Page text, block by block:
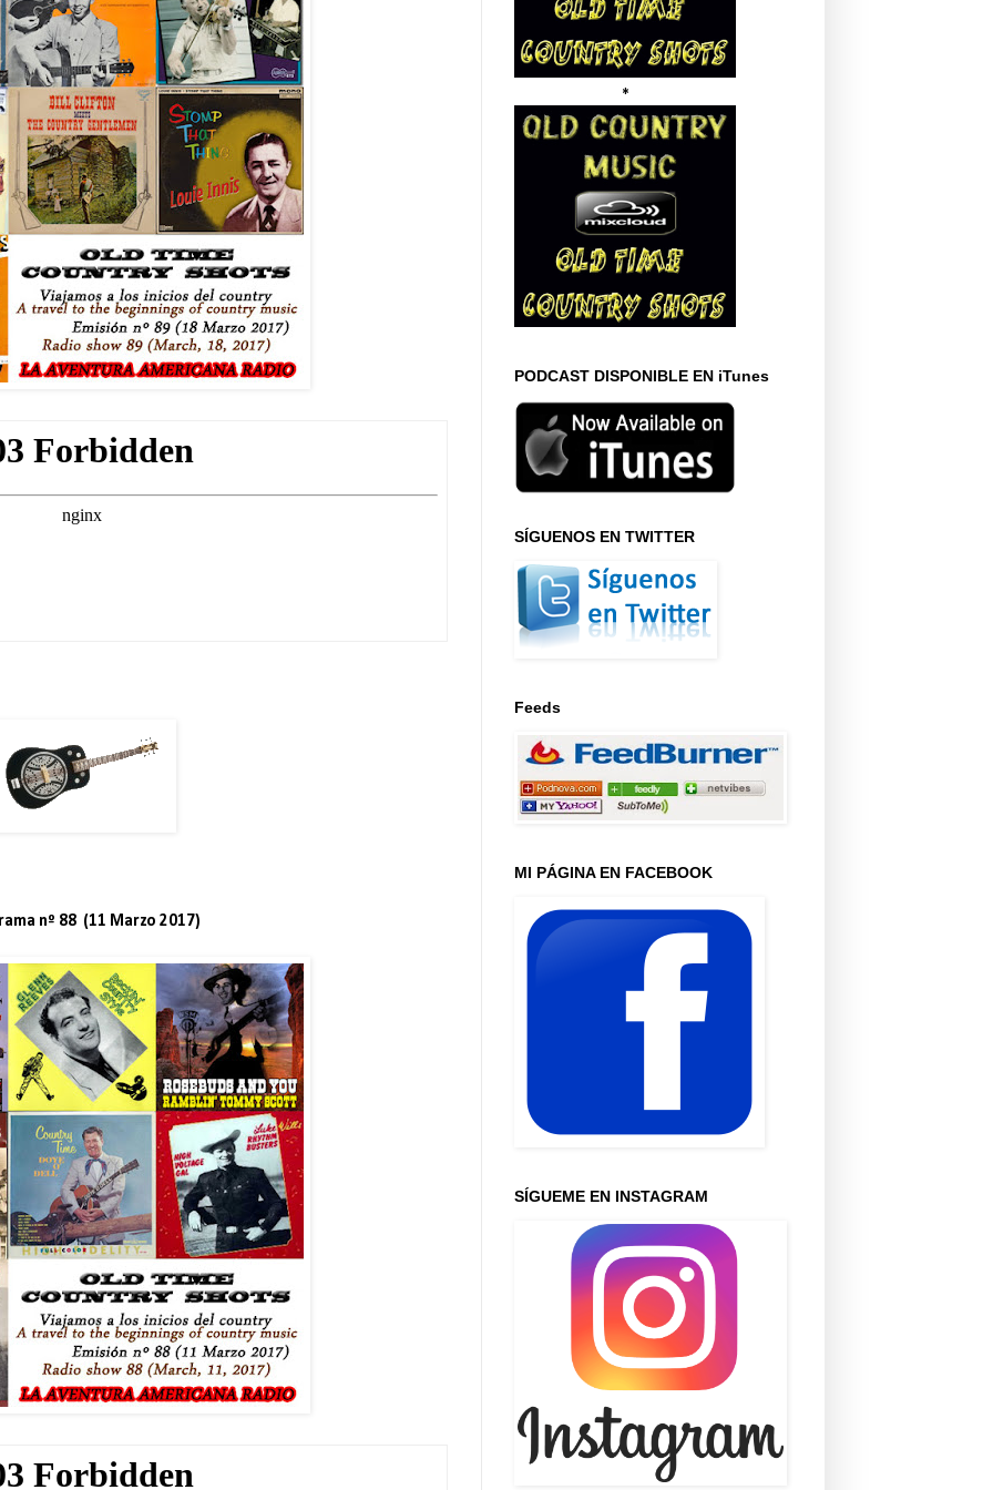
nº 88 (11 Marzo 2017)
*
PODCAST DISPONIBLE EN iTunes
SÍGUENOS EN TWITTER
Feeds
MI PÁGINA EN FACEBOOK
SÍGUEME EN INSTAGRAM